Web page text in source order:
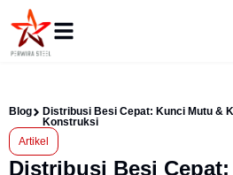
Blog
Distribusi Besi Cepat: Kunci Mutu &
Konstruksi
Artikel
Distribusi Besi